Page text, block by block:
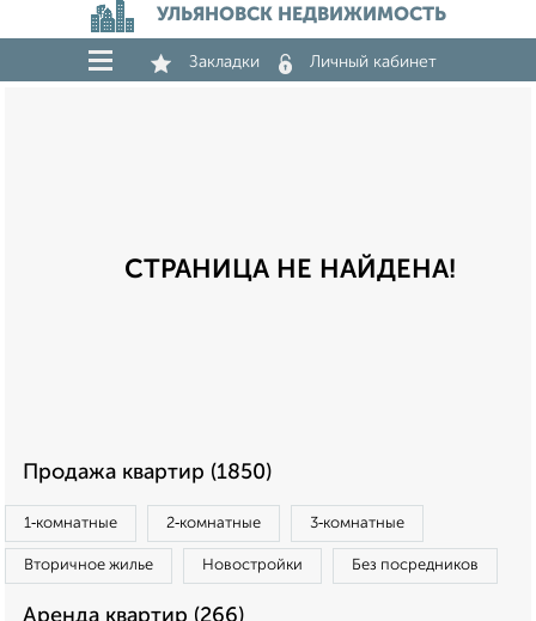
УЛЬЯНОВСК НЕДВИЖИМОСТЬ
Закладки Личный кабинет
СТРАНИЦА НЕ НАЙДЕНА!
Продажа квартир (1850)
1‑комнатные 2‑комнатные 3‑комнатные
Вторичное жилье Новостройки Без посредников
Аренда квартир (266)